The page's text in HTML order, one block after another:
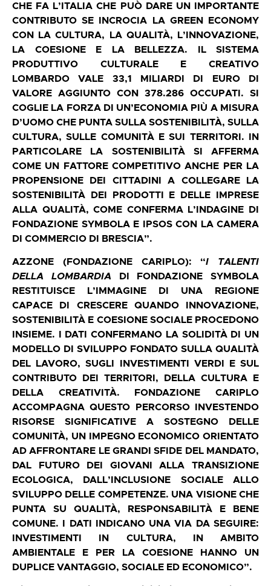
CHE FA L’ITALIA CHE PUÒ DARE UN IMPORTANTE
CONTRIBUTO SE INCROCIA LA GREEN ECONOMY
CON LA CULTURA, LA QUALITÀ, L’INNOVAZIONE,
LA COESIONE E LA BELLEZZA. IL SISTEMA
PRODUTTIVO CULTURALE E CREATIVO
LOMBARDO VALE 33,1 MILIARDI DI EURO DI
VALORE AGGIUNTO CON 378.286 OCCUPATI. SI
COGLIE LA FORZA DI UN’ECONOMIA PIÙ A MISURA
D’UOMO CHE PUNTA SULLA SOSTENIBILITÀ, SULLA
CULTURA, SULLE COMUNITÀ E SUI TERRITORI. IN
PARTICOLARE LA SOSTENIBILITÀ SI AFFERMA
COME UN FATTORE COMPETITIVO ANCHE PER LA
PROPENSIONE DEI CITTADINI A COLLEGARE LA
SOSTENIBILITÀ DEI PRODOTTI E DELLE IMPRESE
ALLA QUALITÀ, COME CONFERMA L’INDAGINE DI
FONDAZIONE SYMBOLA E IPSOS CON LA CAMERA
DI COMMERCIO DI BRESCIA”.
AZZONE (FONDAZIONE CARIPLO): “I TALENTI
DELLA LOMBARDIA DI FONDAZIONE SYMBOLA
RESTITUISCE L’IMMAGINE DI UNA REGIONE
CAPACE DI CRESCERE QUANDO INNOVAZIONE,
SOSTENIBILITÀ E COESIONE SOCIALE PROCEDONO
INSIEME. I DATI CONFERMANO LA SOLIDITÀ DI UN
MODELLO DI SVILUPPO FONDATO SULLA QUALITÀ
DEL LAVORO, SUGLI INVESTIMENTI VERDI E SUL
CONTRIBUTO DEI TERRITORI, DELLA CULTURA E
DELLA CREATIVITÀ. FONDAZIONE CARIPLO
ACCOMPAGNA QUESTO PERCORSO INVESTENDO
RISORSE SIGNIFICATIVE A SOSTEGNO DELLE
COMUNITÀ, UN IMPEGNO ECONOMICO ORIENTATO
AD AFFRONTARE LE GRANDI SFIDE DEL MANDATO,
DAL FUTURO DEI GIOVANI ALLA TRANSIZIONE
ECOLOGICA, DALL’INCLUSIONE SOCIALE ALLO
SVILUPPO DELLE COMPETENZE. UNA VISIONE CHE
PUNTA SU QUALITÀ, RESPONSABILITÀ E BENE
COMUNE. I DATI INDICANO UNA VIA DA SEGUIRE:
INVESTIMENTI IN CULTURA, IN AMBITO
AMBIENTALE E PER LA COESIONE HANNO UN
DUPLICE VANTAGGIO, SOCIALE ED ECONOMICO”.